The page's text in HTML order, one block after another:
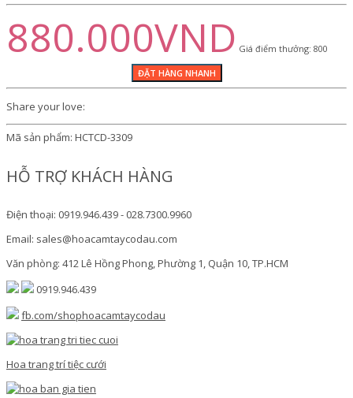
880.000VND Giá điểm thưởng: 800
Share your love:
Mã sản phẩm: HCTCD-3309
HỖ TRỢ KHÁCH HÀNG
Điện thoại: 0919.946.439 - 028.7300.9960
Email: sales@hoacamtaycodau.com
Văn phòng: 412 Lê Hồng Phong, Phường 1, Quận 10, TP.HCM
0919.946.439
fb.com/shophoacamtaycodau
Hoa trang trí tiệc cưới